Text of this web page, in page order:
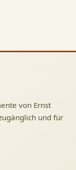
von Ernst
und für